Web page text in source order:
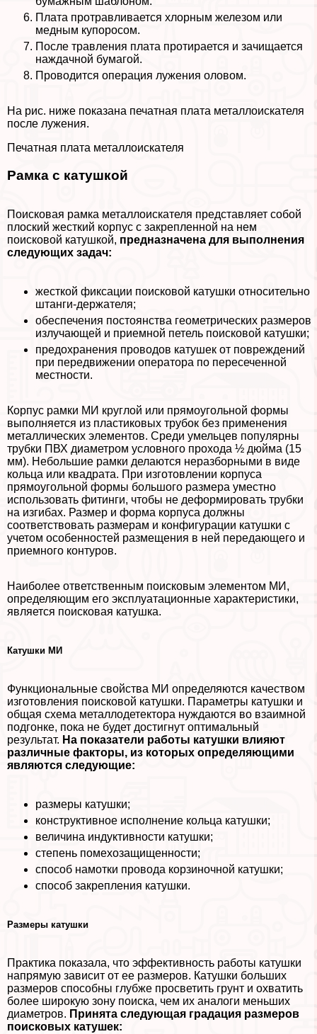
Плата протравливается хлорным железом или
медным купоросом.
После травления плата протирается и зачищается
наждачной бумагой.
Проводится операция лужения оловом.
На рис. ниже показана печатная плата металлоискателя
после лужения.
Печатная плата металлоискателя
Рамка с катушкой
Поисковая рамка металлоискателя представляет собой
плоский жесткий корпус с закрепленной на нем
поисковой катушкой, предназначена для выполнения
следующих задач:
жесткой фиксации поисковой катушки относительно
штанги-держателя;
обеспечения постоянства геометрических размеров
излучающей и приемной петель поисковой катушки;
пpeдoxpaнения проводов катушек от повреждений
при передвижении оператора по пересеченной
местности.
Корпус рамки МИ круглой или прямоугольной формы
выполняется из пластиковых трубок без применения
металлических элементов. Среди умельцев популярны
трубки ПВХ диаметром условного прохода ½ дюйма (15
мм). Небольшие рамки делаются неразборными в виде
кольца или квадрата. При изготовлении корпуса
прямоугольной формы большого размера уместно
использовать фитинги, чтобы не деформировать трубки
на изгибах. Размер и форма корпуса должны
соответствовать размерам и конфигурации катушки с
учетом особенностей размещения в ней передающего и
приемного контуров.
Наиболее ответственным поисковым элементом МИ,
определяющим его эксплуатационные хаpaктеристики,
является поисковая катушка.
Катушки МИ
Функциональные свойства МИ определяются качеством
изготовления поисковой катушки. Параметры катушки и
общая схема металлодетектора нуждаются во взаимной
подгонке, пока не будет достигнут оптимальный
результат. На показатели работы катушки влияют
различные факторы, из которых определяющими
являются следующие:
размеры катушки;
конструктивное исполнение кольца катушки;
величина индуктивности катушки;
степень помехозащищенности;
способ намотки провода корзиночной катушки;
способ закрепления катушки.
Размеры катушки
Пpaктика показала, что эффективность работы катушки
напрямую зависит от ее размеров. Катушки больших
размеров способны глубже просветить грунт и охватить
более широкую зону поиска, чем их аналоги меньших
диаметров. Принята следующая градация размеров
поисковых катушек: